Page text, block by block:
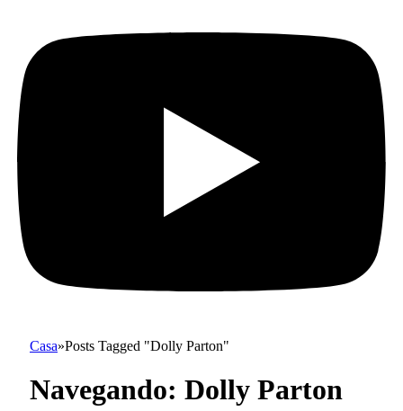
Casa»Posts Tagged "Dolly Parton"
Navegando: Dolly Parton